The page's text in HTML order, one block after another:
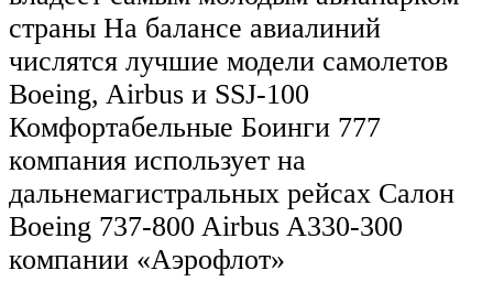
страны На балансе авиалиний
числятся лучшие модели самолетов
Boeing, Airbus и SSJ-100
Комфортабельные Боинги 777
компания использует на
дальнемагистральных рейсах Салон
Boeing 737-800 Airbus A330-300
компании «Аэрофлот»